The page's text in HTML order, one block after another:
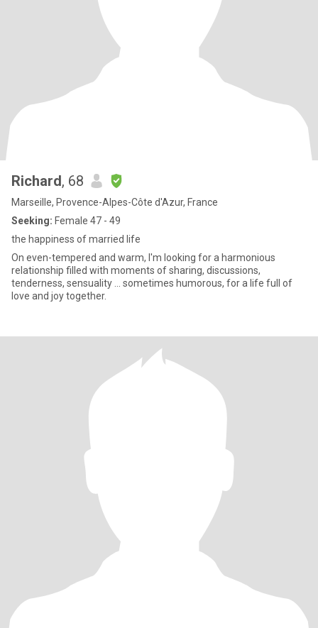
Richard, 68
Marseille, Provence-Alpes-Côte d'Azur, France
Seeking: Female 47 - 49
the happiness of married life
On even-tempered and warm, I'm looking for a harmonious
relationship filled with moments of sharing, discussions,
tenderness, sensuality ... sometimes humorous, for a life full of
love and joy together.